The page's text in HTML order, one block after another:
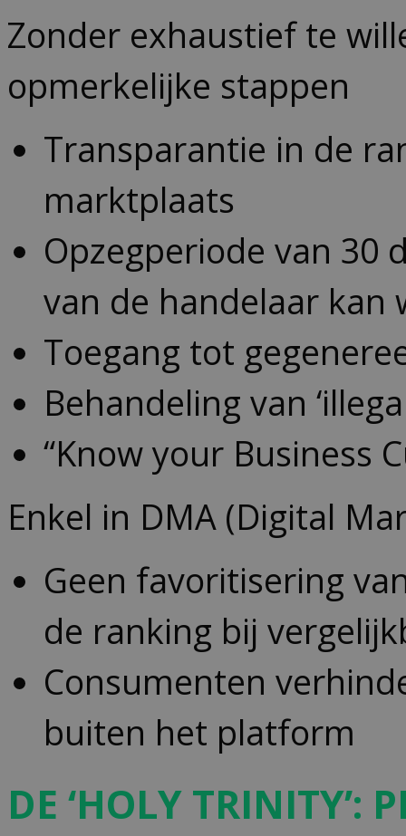
Zonder exhaustief te
opmerkelijke stappen
Transparantie in de
marktplaats
Opzegperiode van 30
van de handelaar kan
Toegang tot
Behandeling van
“Know your Business
Enkel in DMA (Digital
Geen favoritisering
de ranking bij
Consumenten
buiten het platform
DE ‘HOLY TRINITY’: